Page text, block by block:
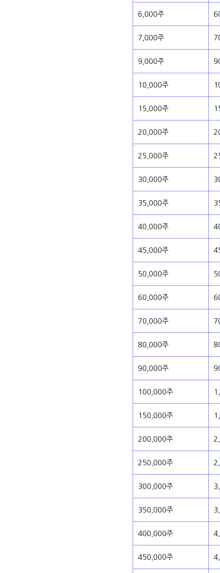
6,000주
7,000주
9,000주
10,000주
15,000주
20,000주
25,000주
30,000주
35,000주
40,000주
45,000주
50,000주
60,000주
70,000주
80,000주
90,000주
100,000주
150,000주
200,000주
250,000주
300,000주
350,000주
400,000주
450,000주